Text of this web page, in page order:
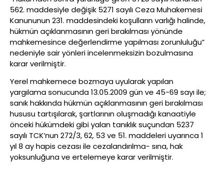
562. maddesiyle değişik 5271 sayılı Ceza Muhakemesi
Kanununun 231. maddesindeki koşulların varlığı halinde,
hükmün açıklanmasının geri bırakılması yönünde
mahkemesince değerlendirme yapılması zorunluluğu”
nedeniyle sair yönleri incelenmeksizin bozulmasına
karar verilmiştir.
Yerel mahkemece bozmaya uyularak yapılan
yargılama sonucunda 13.05.2009 gün ve 45-69 sayı ile;
sanık hakkında hükmün açıklanmasının geri bırakılması
hususu tartışılarak, şartlarının oluşmadığı kanaatiyle
önceki hükümdeki gibi yalan tanıklık suçundan 5237
sayılı TCK’nun 272/3, 62, 53 ve 51. maddeleri uyarınca 1
yıl 8 ay hapis cezası ile cezalandırılma- sına, hak
yoksunluğuna ve ertelemeye karar verilmiştir.